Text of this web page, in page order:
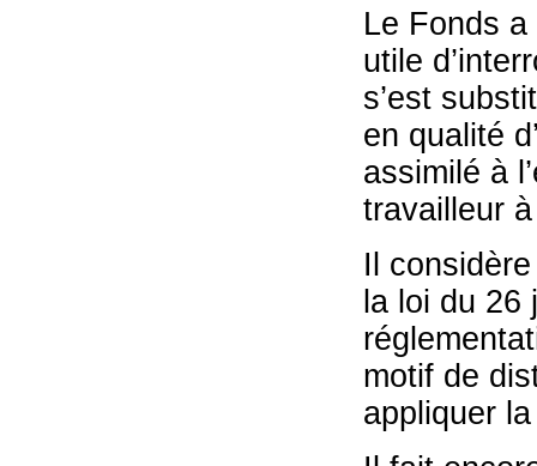
Le Fonds a
utile
s’est
en qualité
assimilé à
travailleur
Il
la loi du
motif de
appliquer